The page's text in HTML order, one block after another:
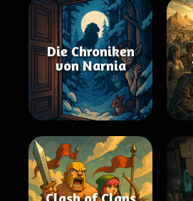
Die Chroniken
von Narnia